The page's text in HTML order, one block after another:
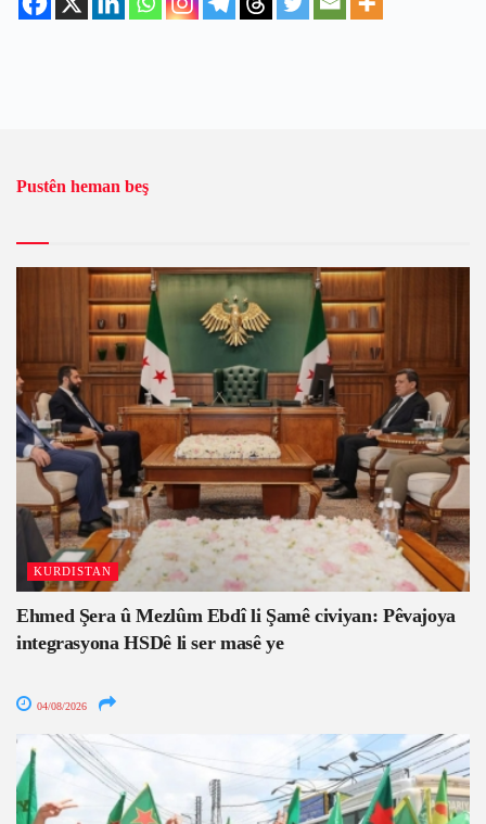
Pustên heman beş
KURDISTAN
Ehmed Şera û Mezlûm Ebdî li Şamê civiyan: Pêvajoya
integrasyona HSDê li ser masê ye
04/08/2026